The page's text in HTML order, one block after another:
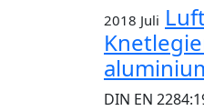
2018 Juli
DIN EN